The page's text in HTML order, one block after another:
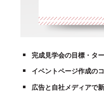
完成見学会の目標・タ
イベントページ作成の
広告と自社メディアで